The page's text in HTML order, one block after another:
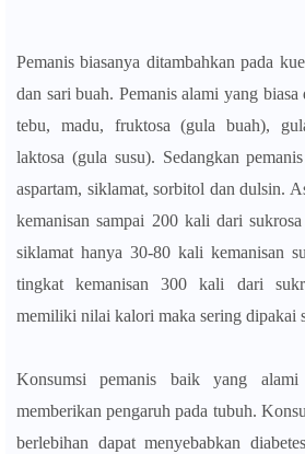
Pemanis biasanya ditambahkan pada
dan sari buah. Pemanis alami yang
tebu, madu, fruktosa (gula buah),
laktosa (gula susu). Sedangkan
aspartam, siklamat, sorbitol dan dulsin.
kemanisan sampai 200 kali dari
siklamat hanya 30-80 kali kemanisan
tingkat kemanisan 300 kali dari
memiliki nilai kalori maka sering dipakai
Konsumsi pemanis baik yang
memberikan pengaruh pada tubuh.
berlebihan dapat menyebabkan